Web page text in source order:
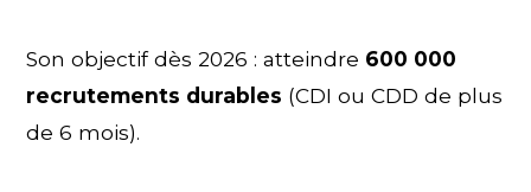
Son objectif dès 2026 : atteindre 600 000
recrutements durables (CDI ou CDD de plus
de 6 mois).